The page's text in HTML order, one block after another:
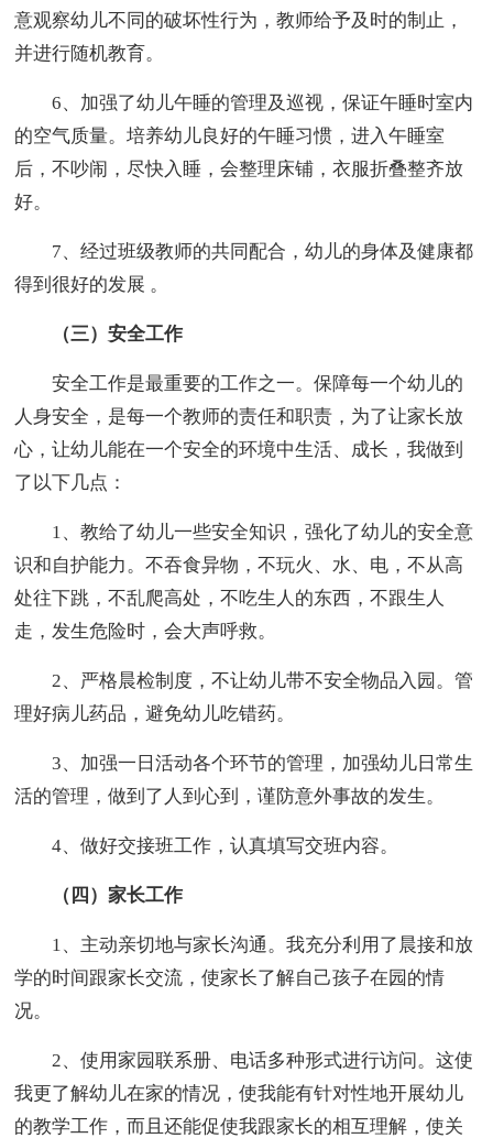
意观察幼儿不同的破坏性行为，教师给予及时的制止，
并进行随机教育。
6、加强了幼儿午睡的管理及巡视，保证午睡时室内
的空气质量。培养幼儿良好的午睡习惯，进入午睡室
后，不吵闹，尽快入睡，会整理床铺，衣服折叠整齐放
好。
7、经过班级教师的共同配合，幼儿的身体及健康都
得到很好的发展 。
（三）安全工作
安全工作是最重要的工作之一。保障每一个幼儿的
人身安全，是每一个教师的责任和职责，为了让家长放
心，让幼儿能在一个安全的环境中生活、成长，我做到
了以下几点：
1、教给了幼儿一些安全知识，强化了幼儿的安全意
识和自护能力。不吞食异物，不玩火、水、电，不从高
处往下跳，不乱爬高处，不吃生人的东西，不跟生人
走，发生危险时，会大声呼救。
2、严格晨检制度，不让幼儿带不安全物品入园。管
理好病儿药品，避免幼儿吃错药。
3、加强一日活动各个环节的管理，加强幼儿日常生
活的管理，做到了人到心到，谨防意外事故的发生。
4、做好交接班工作，认真填写交班内容。
（四）家长工作
1、主动亲切地与家长沟通。我充分利用了晨接和放
学的时间跟家长交流，使家长了解自己孩子在园的情
况。
2、使用家园联系册、电话多种形式进行访问。这使
我更了解幼儿在家的情况，使我能有针对性地开展幼儿
的教学工作，而且还能促使我跟家长的相互理解，使关